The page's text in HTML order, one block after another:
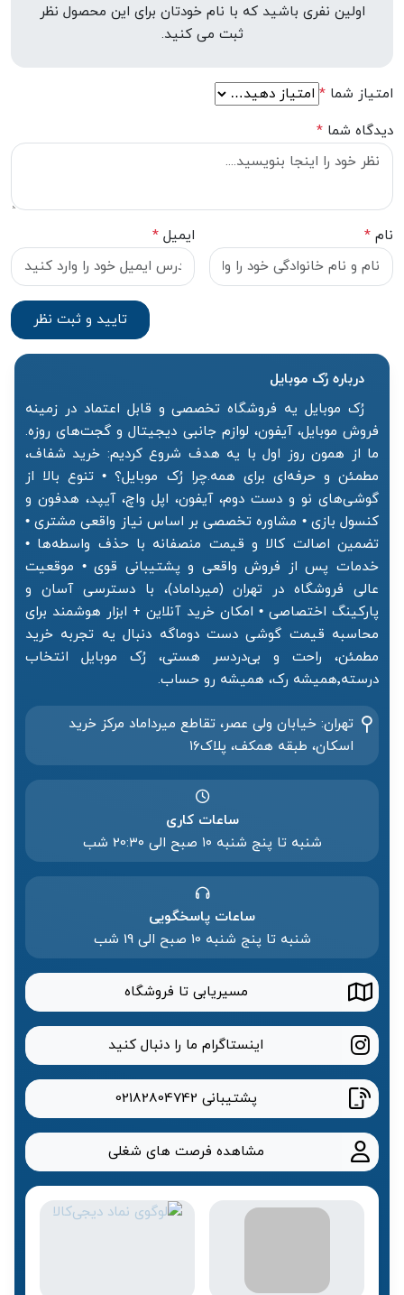
اولین نفری باشید که با نام خودتان برای این محصول نظر
ثبت می کنید.
امتیاز شما *
دیدگاه شما *
نام * ایمیل *
درباره رُک‌ موبایل
رُک موبایل یه فروشگاه تخصصی و قابل اعتماد در زمینه
فروش موبایل، آیفون، لوازم جانبی دیجیتال و گجت‌های روزه.
ما از همون روز اول با یه هدف شروع کردیم: خرید شفاف،
مطمئن و حرفه‌ای برای همه.چرا رُک موبایل؟ • تنوع بالا از
گوشی‌های نو و دست دوم، آیفون، اپل واچ، آیپد، هدفون و
کنسول بازی • مشاوره تخصصی بر اساس نیاز واقعی مشتری •
تضمین اصالت کالا و قیمت منصفانه با حذف واسطه‌ها •
خدمات پس از فروش واقعی و پشتیبانی قوی • موقعیت
عالی فروشگاه در تهران (میرداماد)، با دسترسی آسان و
پارکینگ اختصاصی • امکان خرید آنلاین + ابزار هوشمند برای
محاسبه قیمت گوشی دست دوماگه دنبال یه تجربه خرید
مطمئن، راحت و بی‌دردسر هستی، رُک موبایل انتخاب
درسته٬همیشه رک، همیشه رو حساب.
تهران: خیابان ولی عصر، تقاطع میرداماد مرکز خرید‌
اسکان، طبقه همکف، پلاک۱۶
ساعات کاری
شنبه تا پنج شنبه ۱۰ صبح الی 20:۳۰ شب
ساعات پاسخگویی
شنبه تا پنج شنبه 10 صبح الی 19 شب
مسیریابی تا فروشگاه
اینستاگرام ما را دنبال کنید
پشتیبانی 02182804742
مشاهده فرصت های شغلی